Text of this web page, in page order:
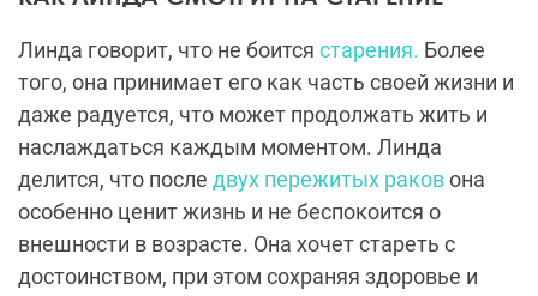
Линда говорит, что не боится старения. Более
того, она принимает его как часть своей жизни и
даже радуется, что может продолжать жить и
наслаждаться каждым моментом. Линда
делится, что после двух пережитых раковона
особенно ценит жизнь и не беспокоится о
внешности в возрасте. Она хочет стареть с
достоинством, при этом сохраняя здоровье и